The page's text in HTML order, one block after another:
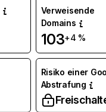
Verweisende
Domains
103+4 %
Risiko einer
Abstrafung